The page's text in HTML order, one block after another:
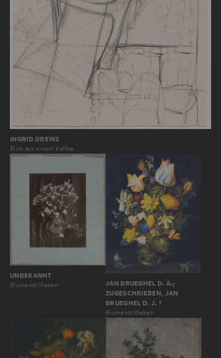
INGRID DREWS
Blick aus einem Kaffee
UNBEKANNT
Blumenstillleben
JAN BRUEGHEL D. Ä.;
ZUGESCHRIEBEN, JAN
BRUEGHEL D. J. ?
Blumenstillleben